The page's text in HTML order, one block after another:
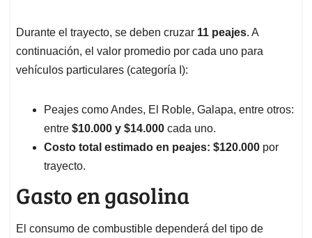
Durante el trayecto, se deben cruzar 11 peajes. A
continuación, el valor promedio por cada uno para
vehículos particulares (categoría I):
Peajes como Andes, El Roble, Galapa, entre otros:
entre $10.000 y $14.000 cada uno.
Costo total estimado en peajes: $120.000 por
trayecto.
Gasto en gasolina
El consumo de combustible dependerá del tipo de